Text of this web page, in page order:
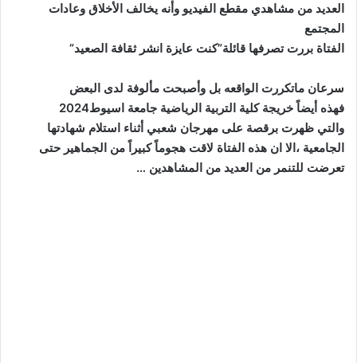
العديد من مشاهدي مقطع الفيديو وأنه يخالف الأخلاق وعادات
المجتمع
الفتاة بررت تصرفها قائلة”كنت عايزة انشر ثقافة الصعيد”
سرعان ماتكررت الواقعه بل وأصبحت مألوفة لدى البعض
فهذه أيضاً خريجة كلية التربية الرياضية جامعة اسيوط2024
والتي ظهرت برقصة على مهرجان شعبي أثناء استلام شهادتها
الجامعية ،الا ان هذه الفتاة لاقت هجوماً كبيراً من الجماهير حتى
تعرضت للتنمر من العديد من المشاهدين …